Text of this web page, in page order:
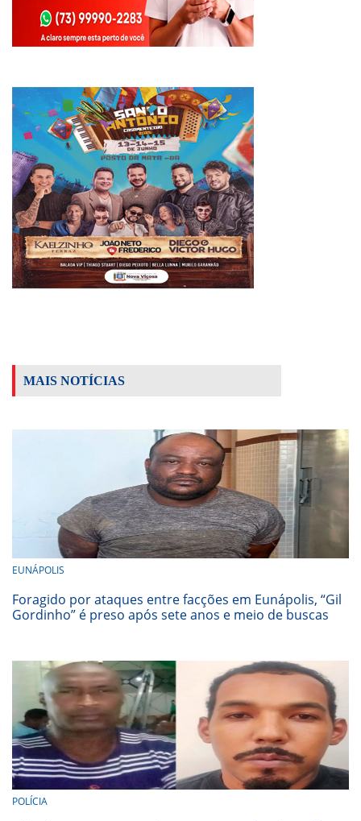
MAIS NOTÍCIAS
EUNÁPOLIS
Foragido por ataques entre facções em Eunápolis, “Gil
Gordinho” é preso após sete anos e meio de buscas
POLÍCIA